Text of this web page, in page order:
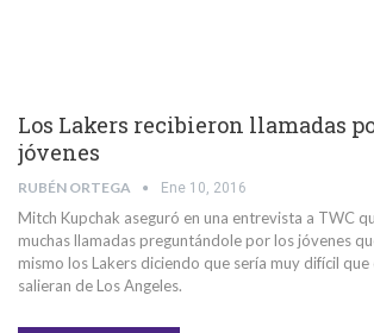
Los Lakers recibieron llamadas
jóvenes
RUBÉN ORTEGA Ene 10, 2016
Mitch Kupchak aseguró en una entrevista a TWC
muchas llamadas preguntándole por los jóvenes
mismo los Lakers diciendo que sería muy difícil
salieran de Los Angeles.